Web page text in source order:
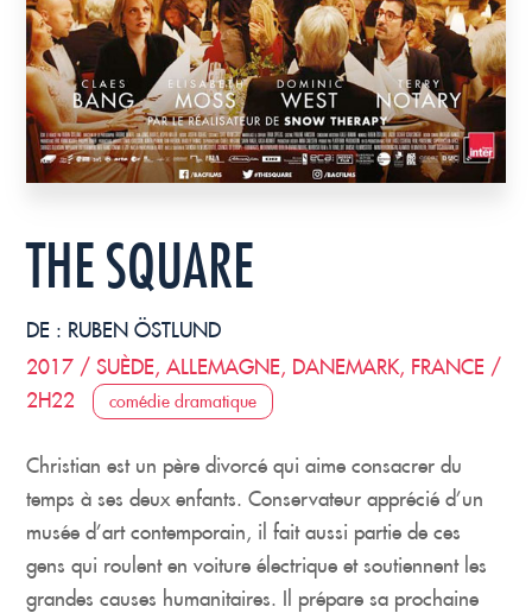
THE SQUARE
DE : RUBEN ÖSTLUND
2017 / SUÈDE, ALLEMAGNE, DANEMARK, FRANCE /
2H22
comédie dramatique
Christian est un père divorcé qui aime consacrer du
temps à ses deux enfants. Conservateur apprécié d’un
musée d’art contemporain, il fait aussi partie de ces
gens qui roulent en voiture électrique et soutiennent les
grandes causes humanitaires. Il prépare sa prochaine